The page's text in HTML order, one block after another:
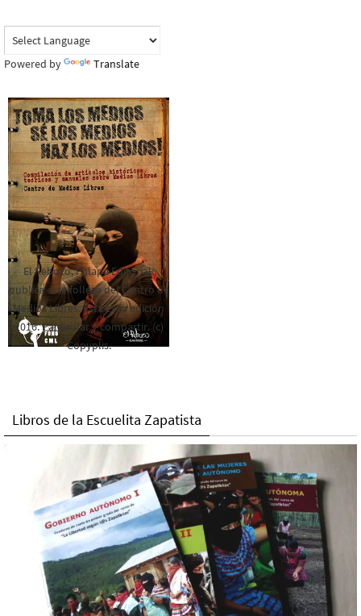
Powered by Translate
El Rebozo, Palapa Editorial,
publica este folleto del Centro de
Medios Libres. Esta es la edición
2016. Para rolar y compartir. (c)
Copyplis.
Libros de la Escuelita Zapatista